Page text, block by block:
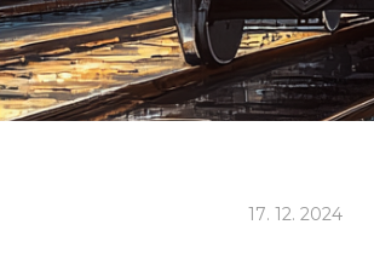
17. 12. 2024